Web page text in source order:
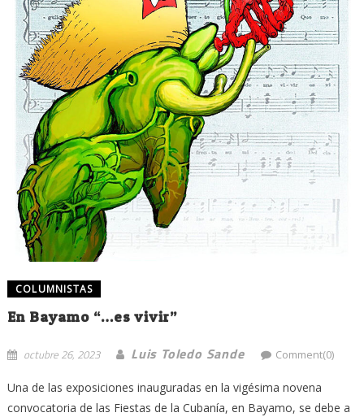
COLUMNISTAS
En Bayamo “…es vivir”
octubre 26, 2023 Luis Toledo Sande Comment(0)
Una de las exposiciones inauguradas en la vigésima novena
convocatoria de las Fiestas de la Cubanía, en Bayamo, se debe a